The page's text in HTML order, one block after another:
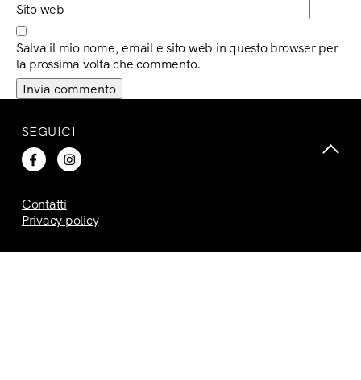
Sito web
Salva il mio nome, email e sito web in questo browser per
la prossima volta che commento.
SEGUICI
Contatti
Privacy policy